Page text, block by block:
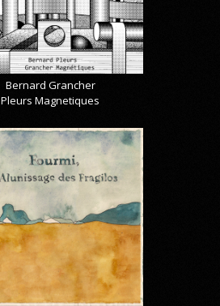
Bernard Grancher
Pleurs Magnetiques